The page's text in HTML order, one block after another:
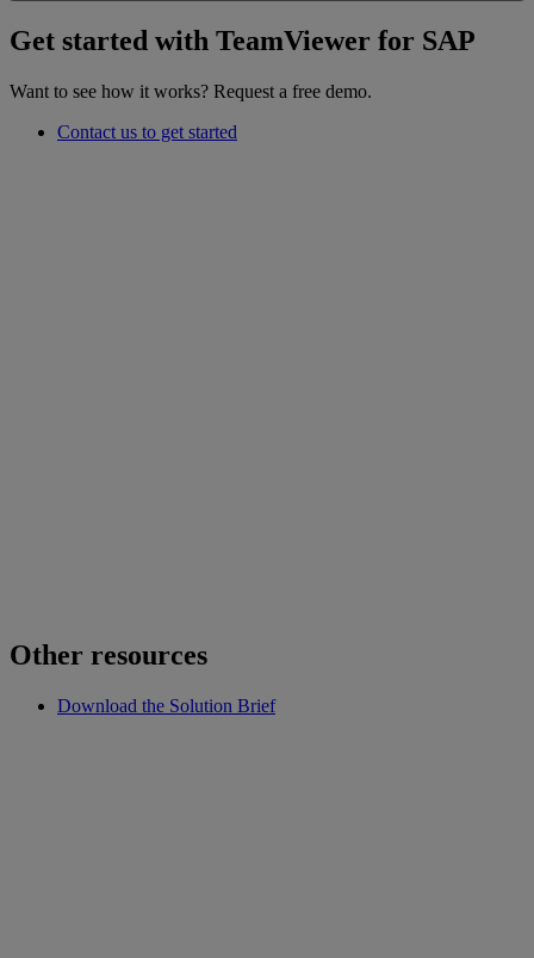
Get started with TeamViewer for SAP
Want to see how it works? Request a free demo.
Contact us to get started
Other resources
Download the Solution Brief